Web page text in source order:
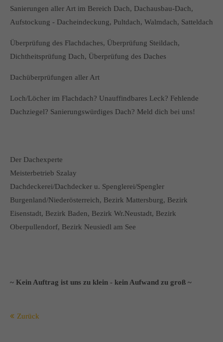
Sanierungen aller Art im Bereich Dach, Dachausbau-Dach,
Aufstockung - Dacheindeckung, Pultdach, Walmdach, Satteldach
Überprüfung des Flachdaches, Überprüfung Steildach,
Dichtheitsprüfung Dach, Überprüfung des Daches
Dachüberprüfungen aller Art
Loch/Löcher im Flachdach? Unauffindbares Leck? Fehlende
Dachziegel? Sanierungswürdiges Dach? Meld dich bei uns!
Der Dachexperte
Meisterbetrieb Szalay
Dachdeckerei/Dachdecker u. Spenglerei/Spengler
Burgenland/Niederösterreich, Bezirk Mattersburg, Bezirk
Eisenstadt, Bezirk Baden, Bezirk Wr.Neustadt, Bezirk
Oberpullendorf, Bezirk Neusiedl am See
~ Kein Auftrag ist uns zu klein - kein Aufwand zu groß ~
Zurück